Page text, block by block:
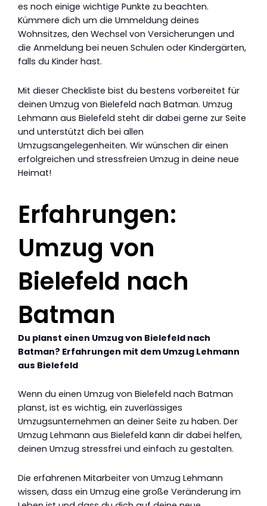
es noch einige wichtige Punkte zu beachten.
Kümmere dich um die Ummeldung deines
Wohnsitzes, den Wechsel von Versicherungen und
die Anmeldung bei neuen Schulen oder Kindergärten,
falls du Kinder hast.
Mit dieser Checkliste bist du bestens vorbereitet für
deinen Umzug von Bielefeld nach Batman. Umzug
Lehmann aus Bielefeld steht dir dabei gerne zur Seite
und unterstützt dich bei allen
Umzugsangelegenheiten. Wir wünschen dir einen
erfolgreichen und stressfreien Umzug in deine neue
Heimat!
Erfahrungen:
Umzug von
Bielefeld nach
Batman
Du planst einen Umzug von Bielefeld nach
Batman? Erfahrungen mit dem Umzug Lehmann
aus Bielefeld
Wenn du einen Umzug von Bielefeld nach Batman
planst, ist es wichtig, ein zuverlässiges
Umzugsunternehmen an deiner Seite zu haben. Der
Umzug Lehmann aus Bielefeld kann dir dabei helfen,
deinen Umzug stressfrei und einfach zu gestalten.
Die erfahrenen Mitarbeiter von Umzug Lehmann
wissen, dass ein Umzug eine große Veränderung im